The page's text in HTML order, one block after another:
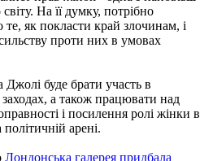
На її думку, потрібно
як покласти край злочинам, і
проти них в умовах
буде брати участь в
а також працювати над
і посилення ролі жінки в
політичній арені.
Лондонська галерея придбала